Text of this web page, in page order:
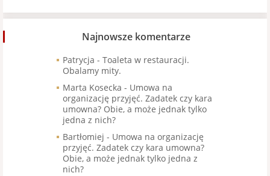
Najnowsze komentarze
Patrycja - Toaleta w restauracji.
Obalamy mity.
Marta Kosecka - Umowa na
organizację przyjęć. Zadatek czy kara
umowna? Obie, a może jednak tylko
jedna z nich?
Bartłomiej - Umowa na organizację
przyjęć. Zadatek czy kara umowna?
Obie, a może jednak tylko jedna z
nich?